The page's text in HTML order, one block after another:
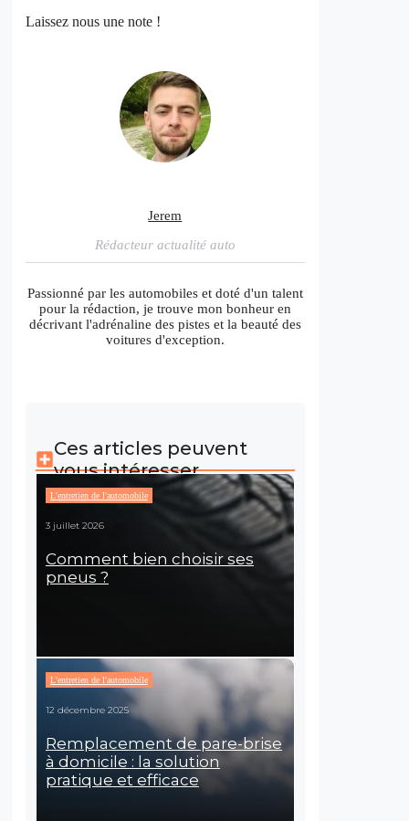
Laissez nous une note !
Jerem
Rédacteur actualité auto
Passionné par les automobiles et doté d'un talent
pour la rédaction, je trouve mon bonheur en
décrivant l'adrénaline des pistes et la beauté des
voitures d'exception.
Ces articles peuvent
vous intéresser
L'entretien de l'automobile
3 juillet 2026
Comment bien choisir ses
pneus ?
L'entretien de l'automobile
12 décembre 2025
Remplacement de pare-brise
à domicile : la solution
pratique et efficace